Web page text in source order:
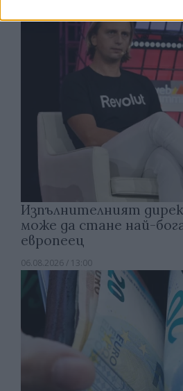
Изпълнителният
може да стане най-
европеец
06.08.2026 / 13:00